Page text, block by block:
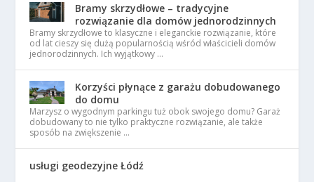
Bramy skrzydłowe – tradycyjne
rozwiązanie dla domów jednorodzinnych
Bramy skrzydłowe to klasyczne i eleganckie rozwiązanie, które
od lat cieszy się dużą popularnością wśród właścicieli domów
jednorodzinnych. Ich wyjątkowy …
Korzyści płynące z garażu dobudowanego
do domu
Marzysz o wygodnym parkingu tuż obok swojego domu? Garaż
dobudowany to nie tylko praktyczne rozwiązanie, ale także
sposób na zwiększenie …
usługi geodezyjne Łódź